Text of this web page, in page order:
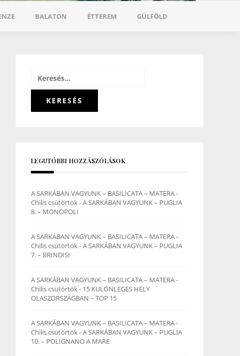
BALATON ÉTTEREM GÜLFÖLD
Keresés:
LEGUTÓBBI HOZZÁSZÓLÁSOK
A SARKÁBAN VAGYUNK – BASILICATA – MATERA -
Chilis csütörtök-A SARKÁBAN VAGYUNK – PUGLIA
8. – MONOPOLI
A SARKÁBAN VAGYUNK – BASILICATA – MATERA -
Chilis csütörtök-A SARKÁBAN VAGYUNK – PUGLIA
7. – BRINDISI
A SARKÁBAN VAGYUNK – BASILICATA – MATERA -
Chilis csütörtök- 15 KÜLÖNLEGES HELY
OLASZORSZÁGBAN – TOP 15
A SARKÁBAN VAGYUNK – BASILICATA – MATERA -
Chilis csütörtök-A SARKÁBAN VAGYUNK – PUGLIA
10. – POLIGNANO A MARE